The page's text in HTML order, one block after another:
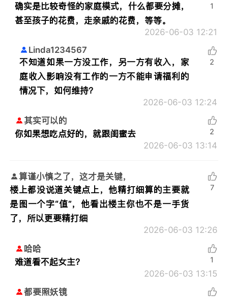
确实是比较奇怪的家庭模式，什么都要分摊，
甚至孩子的花费，走亲戚的花费，等等。
2026-06-03 12:21
1
Linda1234567
不知道如果一方没工作，另一方有收入，家
庭收入影响没有工作的一方不能申请福利的
情况下，如何维持？
2026-06-03 12:24
2
其实可以的
你如果想吃点好的，就跟闺蜜去
2026-06-03 13:14
2
算谨小慎之了，这才是关键，
楼上都没说道关键点上，他精打细算的主要就
是图一个字“值”，他看出楼主你也不是一手货
了，所以更要精打细
2026-06-03 12:26
7
哈哈
难道看不起女主？
2026-06-03 13:15
1
都要照妖镜